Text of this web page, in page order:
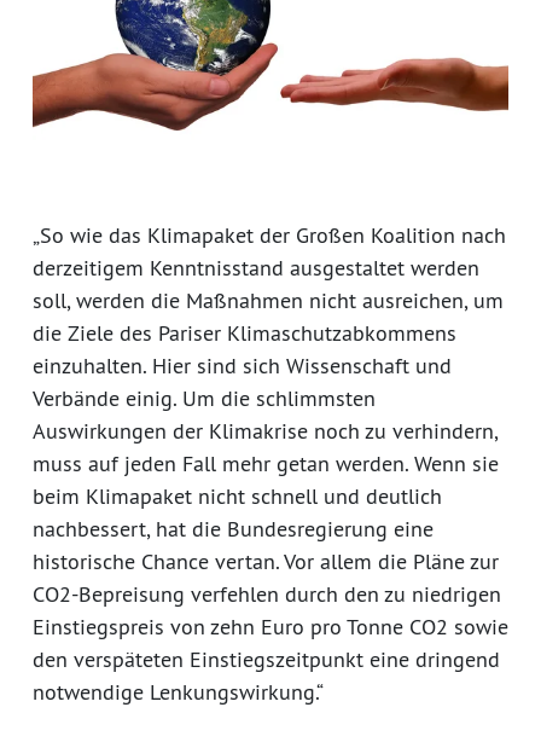
„So wie das Klimapaket der Großen Koalition nach
derzeitigem Kenntnisstand ausgestaltet werden
soll, werden die Maßnahmen nicht ausreichen, um
die Ziele des Pariser Klimaschutzabkommens
einzuhalten. Hier sind sich Wissenschaft und
Verbände einig. Um die schlimmsten
Auswirkungen der Klimakrise noch zu verhindern,
muss auf jeden Fall mehr getan werden. Wenn sie
beim Klimapaket nicht schnell und deutlich
nachbessert, hat die Bundesregierung eine
historische Chance vertan. Vor allem die Pläne zur
CO2-Bepreisung verfehlen durch den zu niedrigen
Einstiegspreis von zehn Euro pro Tonne CO2 sowie
den verspäteten Einstiegszeitpunkt eine dringend
notwendige Lenkungswirkung.“